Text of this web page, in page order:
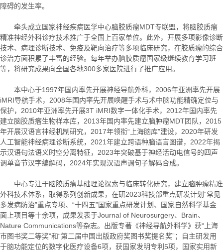
障碍的发生率。
牵头成立国家神经疾病医学中心脑胶质瘤MDT专联盟，将脑胶质瘤
精准神经外科诊疗技术推广于全国上百家单位。此外，开展多项影像诊断
技术、病理诊断技术、免疫及靶向治疗等多项临床研究，在胶质瘤的综合
诊治方面积累了丰富的经验。每年举办脑胶质瘤国家级继续教育学习班
等，将研究成果向全国各地300多家医院进行了推广应用。
本中心于1997年国内率先开展神经导航外科，2006年亚洲率先开展
iMRI导航手术，2008年国内率先开展唤醒手术与术中脑功能精确定位与
保护，2010年亚洲率先开展3T iMRI数字一体化手术，2012年国内率先
建立脑胶质瘤生物样本库，2013年国内率先建立脑肿瘤MDT团队，2015
年开展汉语言神经机制研究，2017年领衔“上海脑库”建设，2020年研发
人工智能神经病理诊断系统，2021年建立跨语种脑语言图谱，2022年揭
示汉语句法语义时空分离特征，2023年突破基于神经活动电信号的四声
调单音节汉字编解码，2024年实现汉语声调句子解码合成。
中心专注于脑胶质瘤基础理论探索与临床转化研究，建立脑肿瘤精准
外科技术体系，取得系列创新成果，在研2023科技部重点研发计划“常见
多发病防治”重点专项、“十四五”国家重点研发计划、国家自然科学基金
面上项目等十余项，成果发表于Journal of Neurosurgery、Brain、
Nature Communications等杂志。出版专著《神经导航外科学》获“上海
市图书奖二等奖”和“第二届中国出版政府奖图书奖提名奖”；自主研发用
于脑功能定位的数字化医疗设备6项，获国家发明专利5项，国家实用新